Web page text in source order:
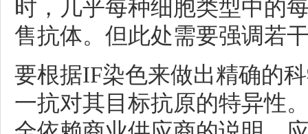
时，几乎每种细胞类型中的
售抗体。但此处需要强调若
要根据IF染色来做出精确的
一抗对其目标抗原的特异性